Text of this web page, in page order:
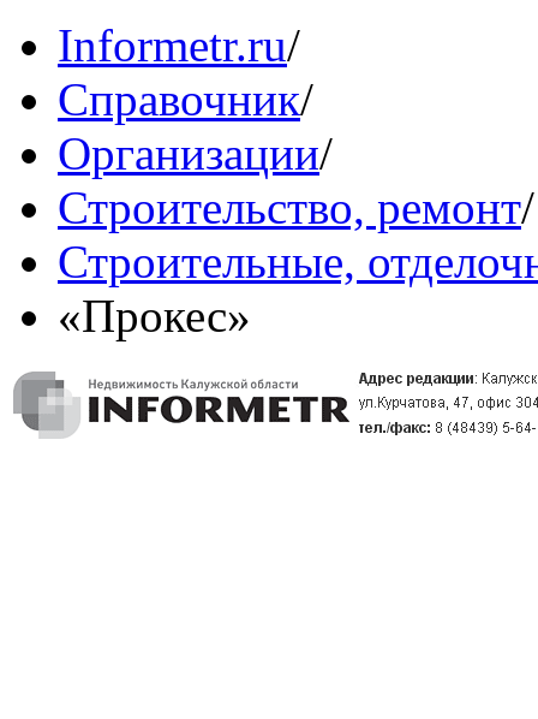
Informetr.ru/
Справочник/
Организации/
Строительство, ремонт/
Строительные,
«Прокес»